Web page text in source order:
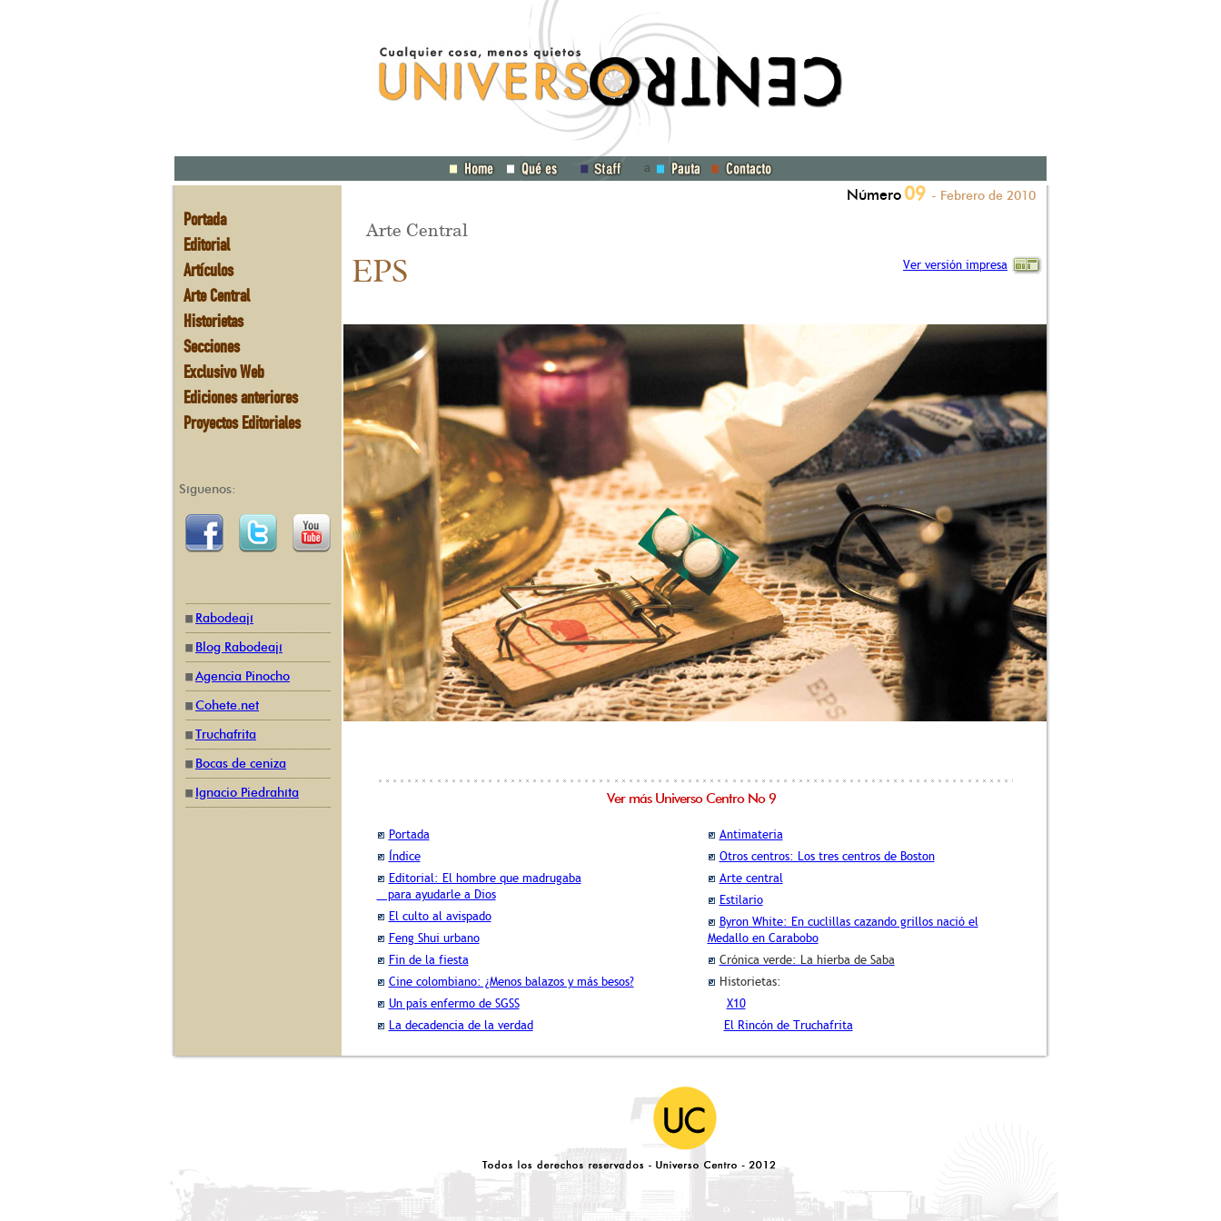
a
Portada
Editorial
Artículos
Arte Central
Historietas
Secciones
Exclusivo Web
Ediciones anteriores
Proyectos Editoriales
Síguenos:
Rabodeají
Blog Rabodeají
Agencia Pinocho
Cohete.net
Truchafrita
Bocas de ceniza
Ignacio Piedrahíta
Número 09 - Febrero de 2010
Arte Central
EPS Ver versión impresa
Ver más Universo Centro No 9
Portada
Índice
Editorial: El hombre que madrugaba
para ayudarle a Dios
El culto al avispado
Feng Shui urbano
Fin de la fiesta
Cine colombiano: ¿Menos balazos y más besos?
Un país enfermo de SGSS
La decadencia de la verdad
Antimateria
Otros centros: Los tres centros de Boston
Arte central
Estilario
Byron White: En cuclillas cazando grillos nació el
Medallo en Carabobo
Crónica verde: La hierba de Saba
Historietas:
X10
El Rincón de Truchafrita